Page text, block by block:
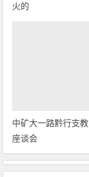
火的